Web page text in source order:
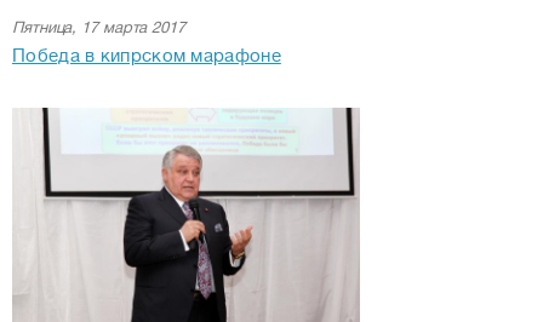
Пятница, 17 марта 2017
Победа в кипрском марафоне